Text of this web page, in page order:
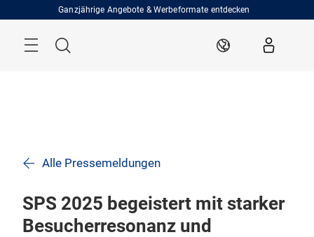
Ganzjährige Angebote & Werbeformate entdecken
Suche DE
Alle Pressemeldungen
SPS 2025 begeistert mit starker
Besucherresonanz und